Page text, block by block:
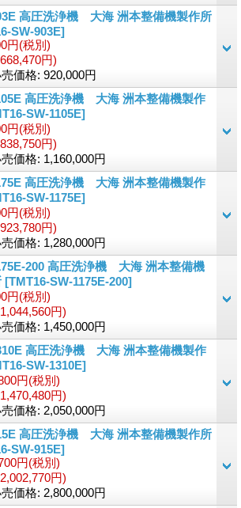
高圧洗浄機 大海 洲本整備機製作所
SW-903E]
円(税別)
668,470円)
価格: 920,000円
高圧洗浄機 大海 洲本整備機製作
SW-1105E]
円(税別)
838,750円)
価格: 1,160,000円
高圧洗浄機 大海 洲本整備機製作
SW-1175E]
円(税別)
923,780円)
価格: 1,280,000円
200 高圧洗浄機 大海 洲本整備機
[TMT16-SW-1175E-200]
円(税別)
1,044,560円)
価格: 1,450,000円
高圧洗浄機 大海 洲本整備機製作
SW-1310E]
円(税別)
1,470,480円)
価格: 2,050,000円
高圧洗浄機 大海 洲本整備機製作所
SW-915E]
円(税別)
2,002,770円)
価格: 2,800,000円